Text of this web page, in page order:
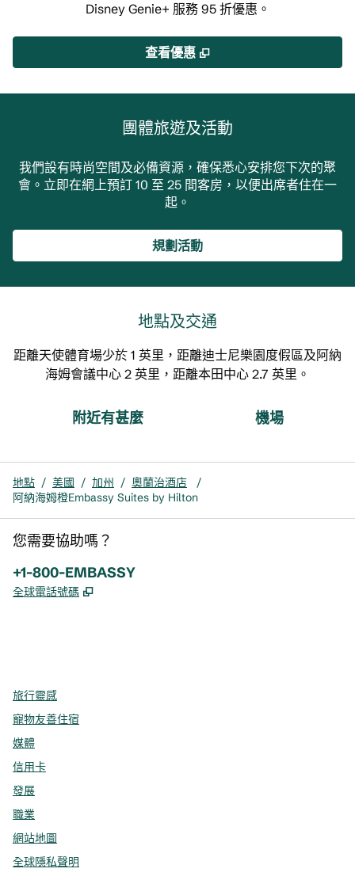
Disney Genie+ 服務 95 折優惠。
查看優惠 ,
團體旅遊及活動
我們設有時尚空間及必備資源，確保悉心安排您下次的聚
會。立即在網上預訂 10 至 25 間客房，以便出席者住在一
起。
規劃活動
地點及交通
距離天使體育場少於 1 英里，距離迪士尼樂園度假區及阿納
海姆會議中心 2 英里，距離本田中心 2.7 英里。
附近有甚麼 機場
地點 / 美國 / 加州 / 奧蘭治酒店
/
阿納海姆橙Embassy Suites by Hilton
您需要協助嗎？
電話：
+1-800-EMBASSY
全球電話號碼 ,
旅行靈感
寵物友善住宿
媒體
信用卡
發展
職業
網站地圖
全球隱私聲明